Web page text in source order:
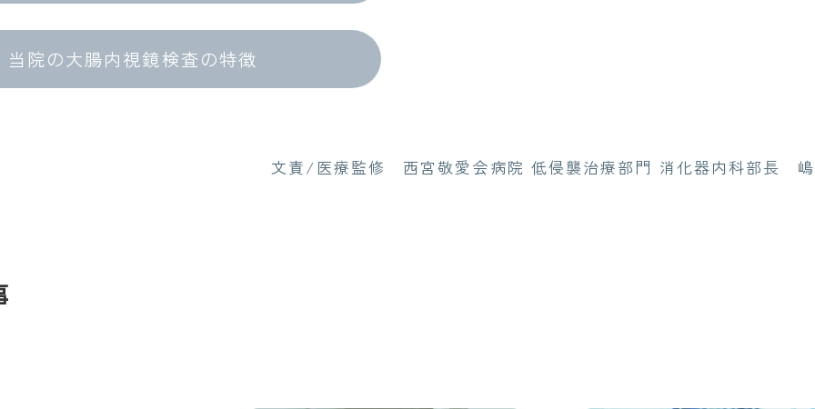
当院の大腸内視鏡検査の特徴
文責/医療監修 西宮敬愛会病院 低侵襲治療部門 消化器内科部長